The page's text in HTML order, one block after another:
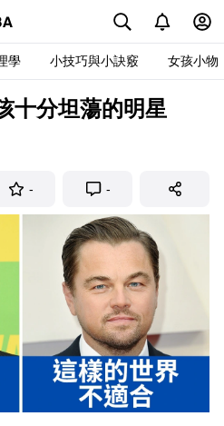
學 小技巧與小訣竅 女孩小物
十分坦蕩的明星
- -